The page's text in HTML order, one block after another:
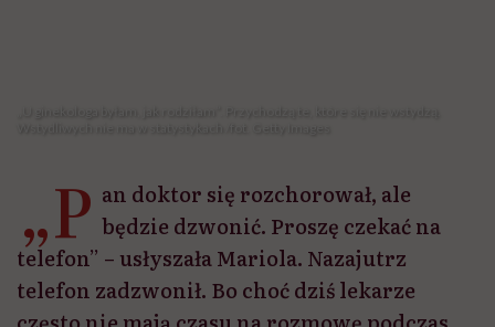
Posłuchaj Udostępnij
Wysłuchasz w 17 min